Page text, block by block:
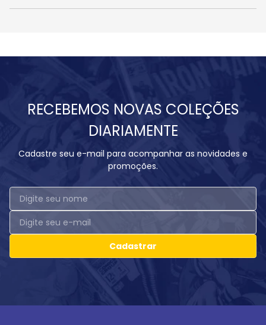
RECEBEMOS NOVAS COLEÇÕES
DIARIAMENTE
Cadastre seu e-mail para acompanhar as novidades e
promoções.
Cadastrar